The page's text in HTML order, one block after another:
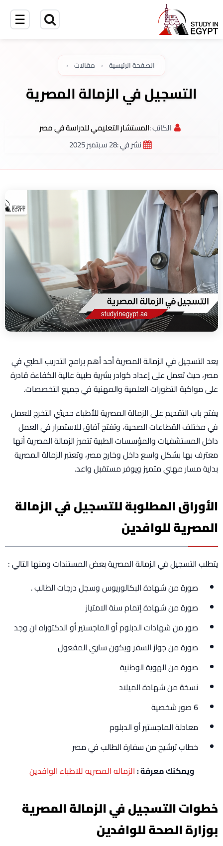
☰
الصفحة الرئيسية مقالات
التسجيل في الزمالة المصرية
الكاتب :المستشار التعليمي للدراسة في مصر
نشر في :28 سبتمبر 2025
يعد التسجيل في الزمالة المصرية أحد أهم برامج التدريب الطبي في
مصر، حيث تعمل على إعداد كوادر بشرية طبية عالية الكفاءة قادرة
على مواكبة التطورات العلمية والمهنية في جميع التخصصات.
يفتح باب التقديم على الزمالة المصرية للأطباء حديثي التخرج للعمل
في مختلف القطاعات الصحية، وتفتح آفاق للاستمرار في العمل
داخل المستشفيات والمؤسسات الطبية تتميز الزمالة المصرية أنها
معترف بها بشكل واسع داخل وخارج مصر، وتعتبر الزمالة المصرية
بداية مسار مهني متميز ويوفر مستقبل واعد.
الأوراق المطلوبة للتسجيل في الزمالة
المصرية للوافدين
يتطلب التسجيل في الزمالة المصرية بعض المستندات ومنها التالي :
صورة من شهادة البكالوريوس وسجل درجات الطالب .
صورة من شهادة إتمام سنة الامتياز
صور من شهادات الدبلوم أو الماجستير أو الدكتوراه ان وجد
صورة من جواز السفر ويكون ساري المفعول
صورة من الهوية الوطنية
نسخة من شهادة الميلاد
6 صور شخصية
معادلة الماجستير أو الدبلوم
خطاب ترشيح من سفارة الطالب في مصر
ويمكنك معرفة :الزماله المصريه للاطباء الوافدين
خطوات التسجيل في الزمالة المصرية
بوزارة الصحة للوافدين